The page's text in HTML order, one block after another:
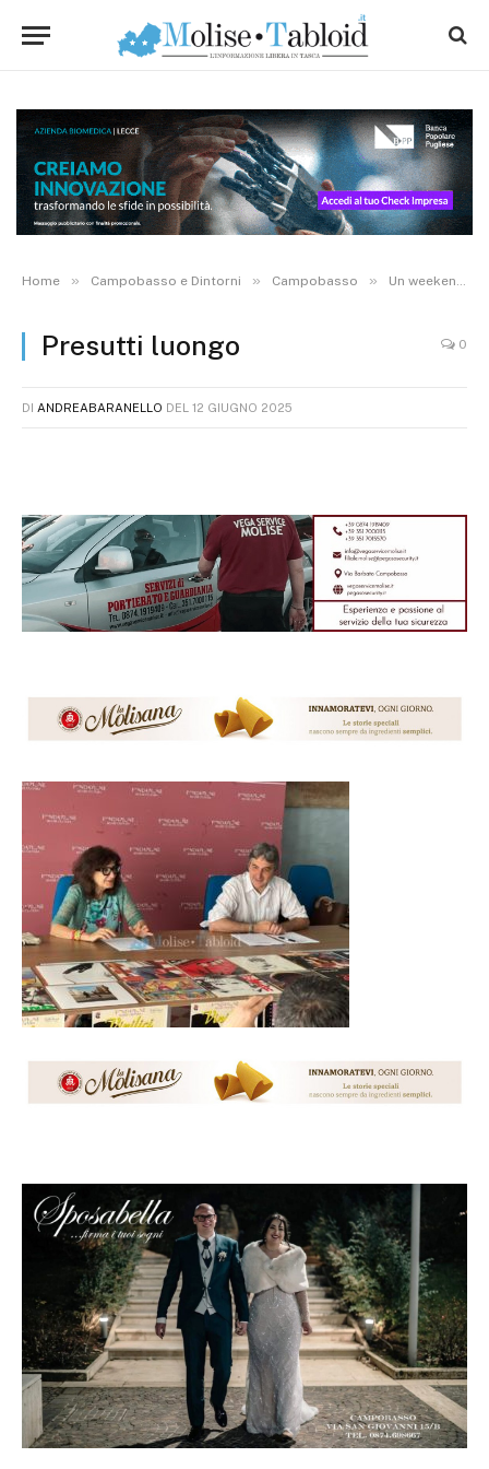
Home » Campobasso e Dintorni » Campobasso » Un weekend… su di giri: a Campobasso la Fiera del disco in vinile
Presutti luongo 0
DI ANDREABARANELLO DEL 12 GIUGNO 2025